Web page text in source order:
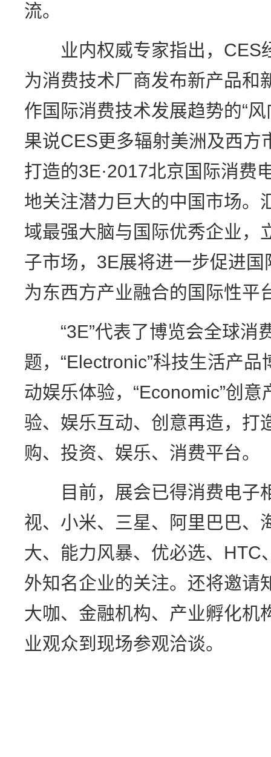
流。
业内权威专家指出，CES
为消费技术厂商发布新产品和
作国际消费技术发展趋势的“
果说CES更多辐射美洲及西方
打造的3E·2017北京国际消费
地关注潜力巨大的中国市场。
域最强大脑与国际优秀企业，
子市场，3E展将进一步促进
为东西方产业融合的国际性平
“3E”代表了博览会全球消
题，“Electronic”科技生活产品
动娱乐体验，“Economic”创
验、娱乐互动、创意再造，打
购、投资、娱乐、消费平台。
目前，展会已得消费电子
视、小米、三星、阿里巴巴、
大、能力风暴、优必选、HTC
外知名企业的关注。还将邀请
大咖、金融机构、产业孵化机
业观众到现场参观洽谈。